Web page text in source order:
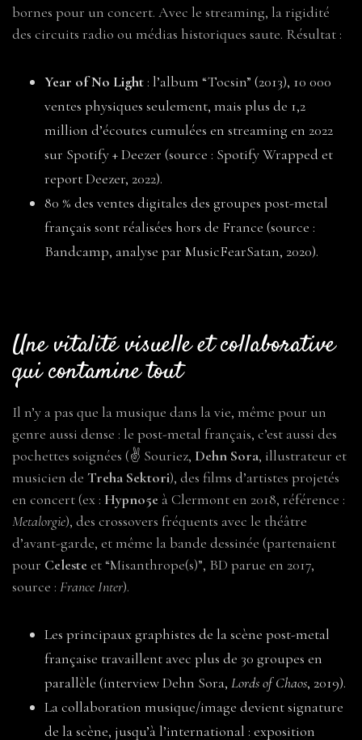
bornes pour un concert. Avec le streaming, la rigidité
des circuits radio ou médias historiques saute. Résultat :
Year of No Light : l’album “Tocsin” (2013), 10 000
ventes physiques seulement, mais plus de 1,2
million d’écoutes cumulées en streaming en 2022
sur Spotify + Deezer (source : Spotify Wrapped et
report Deezer, 2022).
80 % des ventes digitales des groupes post-metal
français sont réalisées hors de France (source :
Bandcamp, analyse par MusicFearSatan, 2020).
Une vitalité visuelle et collaborative
qui contamine tout
Il n’y a pas que la musique dans la vie, même pour un
genre aussi dense : le post-metal français, c’est aussi des
pochettes soignées (✌ Souriez, Dehn Sora, illustrateur et
musicien de Treha Sektori), des films d’artistes projetés
en concert (ex : Hypno5e à Clermont en 2018, référence :
Metalorgie), des crossovers fréquents avec le théâtre
d’avant-garde, et même la bande dessinée (partenaient
pour Celesteet “Misanthrope(s)”, BD parue en 2017,
source : France Inter).
Les principaux graphistes de la scène post-metal
française travaillent avec plus de 30 groupes en
parallèle (interview Dehn Sora, Lords of Chaos, 2019).
La collaboration musique/image devient signature
de la scène, jusqu’à l’international : exposition